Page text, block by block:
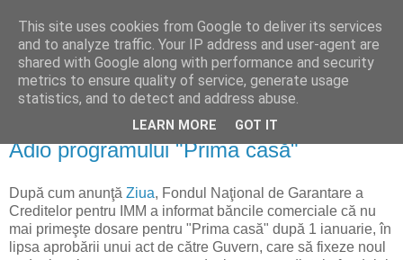
Reflecţii economice
blog de reflecţii, informaţii şi opinii economice
miercuri, 30 decembrie 2009
Adio programului "Prima casă"
După cum anunţă Ziua, Fondul Naţional de Garantare a
Creditelor pentru IMM a informat băncile comerciale că nu
mai primeşte dosare pentru "Prima casă" după 1 ianuarie, în
lipsa aprobării unui act de către Guvern, care să fixeze noul
This site uses cookies from Google to deliver its services
and to analyze traffic. Your IP address and user-agent are
shared with Google along with performance and security
metrics to ensure quality of service, generate usage
statistics, and to detect and address abuse.
LEARN MORE GOT IT